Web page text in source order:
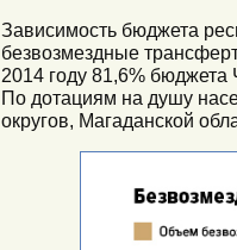
Зависимость бюджета
безвозмездные
2014 году 81,6%
По дотациям на душу
округов, Магаданской